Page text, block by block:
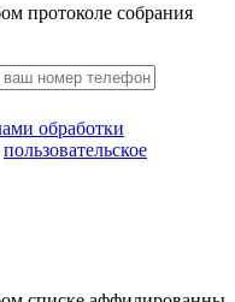
протоколе собрания
обработки
пользовательское